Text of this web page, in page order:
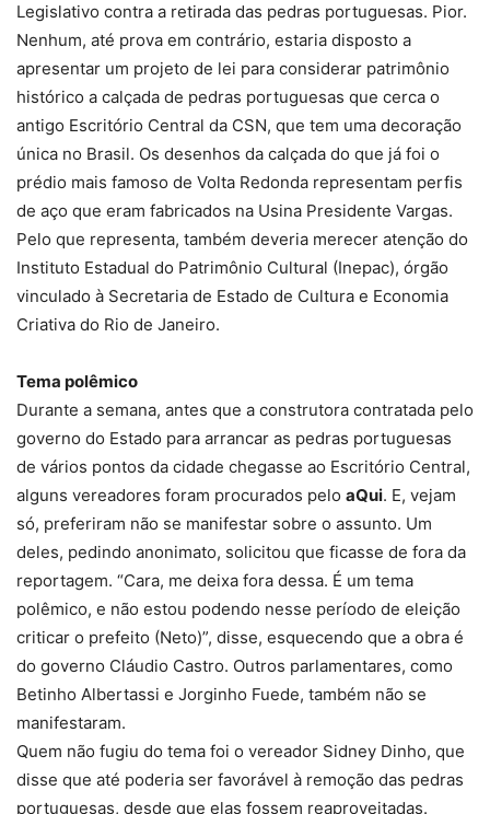
Legislativo contra a retirada das pedras portuguesas. Pior.
Nenhum, até prova em contrário, estaria disposto a
apresentar um projeto de lei para considerar patrimônio
histórico a calçada de pedras portuguesas que cerca o
antigo Escritório Central da CSN, que tem uma decoração
única no Brasil. Os desenhos da calçada do que já foi o
prédio mais famoso de Volta Redonda representam perfis
de aço que eram fabricados na Usina Presidente Vargas.
Pelo que representa, também deveria merecer atenção do
Instituto Estadual do Patrimônio Cultural (Inepac), órgão
vinculado à Secretaria de Estado de Cultura e Economia
Criativa do Rio de Janeiro.
Tema polêmico
Durante a semana, antes que a construtora contratada pelo
governo do Estado para arrancar as pedras portuguesas
de vários pontos da cidade chegasse ao Escritório Central,
alguns vereadores foram procurados pelo aQui. E, vejam
só, preferiram não se manifestar sobre o assunto. Um
deles, pedindo anonimato, solicitou que ficasse de fora da
reportagem. “Cara, me deixa fora dessa. É um tema
polêmico, e não estou podendo nesse período de eleição
criticar o prefeito (Neto)”, disse, esquecendo que a obra é
do governo Cláudio Castro. Outros parlamentares, como
Betinho Albertassi e Jorginho Fuede, também não se
manifestaram.
Quem não fugiu do tema foi o vereador Sidney Dinho, que
disse que até poderia ser favorável à remoção das pedras
portuguesas, desde que elas fossem reaproveitadas.